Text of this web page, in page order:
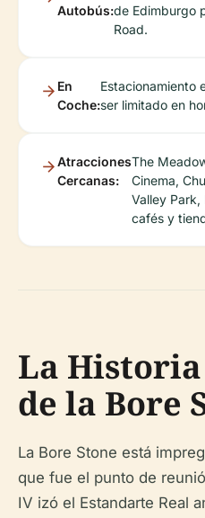
Autobús:de Edimburgo
Road.
En
Coche:
Estacionamiento
ser limitado en
Atracciones
Cercanas:
The
Cinema,
Valley
cafés y
La
de la Bore
La Bore Stone está
que fue el punto de
IV izó el Estandarte Real